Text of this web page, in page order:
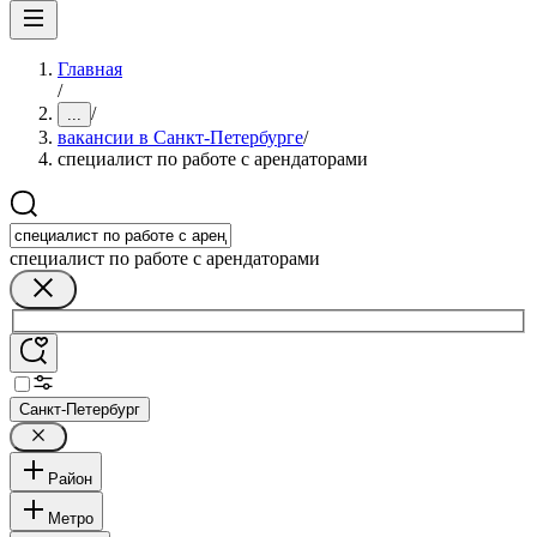
Главная
/
... /
вакансии в Санкт-Петербурге/
специалист по работе с арендаторами
специалист по работе с арендаторами
Санкт-Петербург
Район
Метро